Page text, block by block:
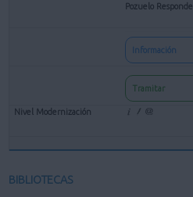
Pozuelo Responde
Información
Tramitar
BIBLIOTECAS